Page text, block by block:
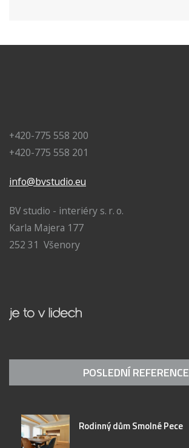
+420-775 558 200
+420-775 558 201
info@bvstudio.eu
BV studio - interiéry s. r. o.
Karla Majera 177
252 31 Všenory
POSLEDNÍ REFERENCE
Rodinný dům Smolné Pece